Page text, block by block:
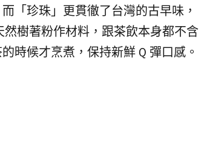
「珍珠」更貫徹了台灣的古早味，
樹著粉作材料，跟茶飲本身都不含
時候才烹煮，保持新鮮 Q 彈口感。